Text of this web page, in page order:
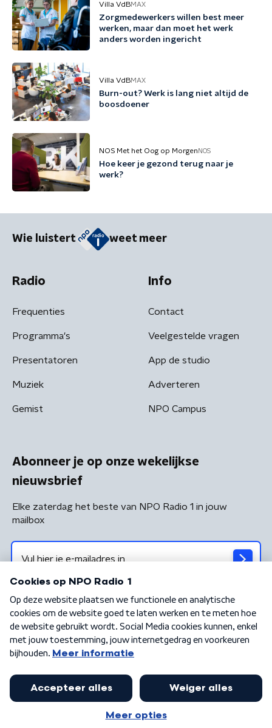
Villa VdBMAX
Zorgmedewerkers willen best meer
werken, maar dan moet het werk
anders worden ingericht
Villa VdBMAX
Burn-out? Werk is lang niet altijd de
boosdoener
NOS Met het Oog op Morgen NOS
Hoe keer je gezond terug naar je
werk?
Wie luistert weet meer
Radio
Frequenties
Programma's
Presentatoren
Muziek
Gemist
Info
Contact
Veelgestelde vragen
App de studio
Adverteren
NPO Campus
Abonneer je op onze wekelijkse
nieuwsbrief
Elke zaterdag het beste van NPO Radio 1 in jouw
mailbox
Algemene voorwaarden